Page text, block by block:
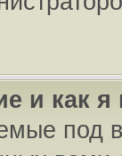
и как
под